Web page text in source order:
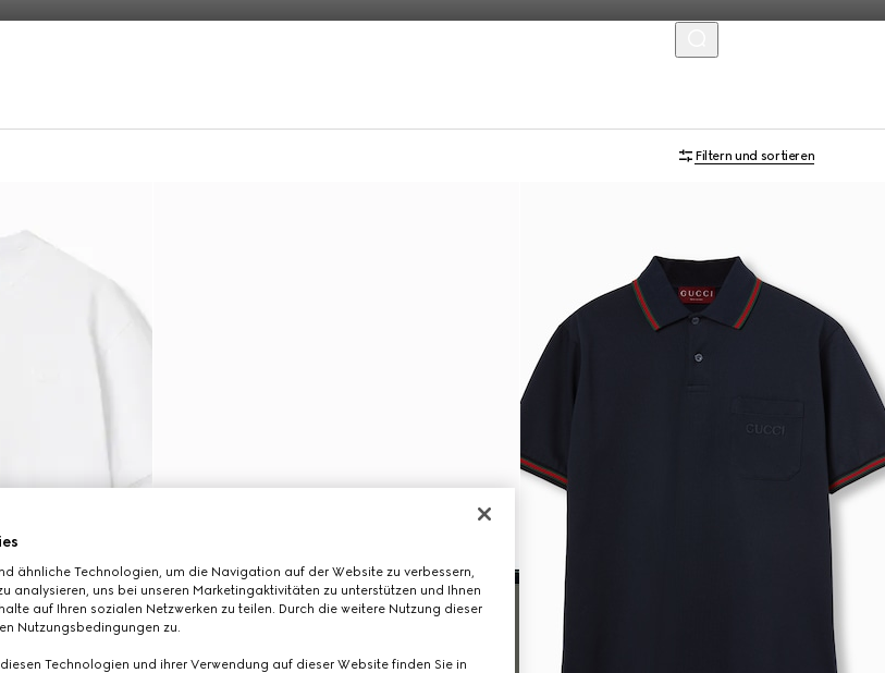
Filtern und sortieren
ähnliche Technologien, um die Navigation auf der Website zu verbessern,
analysieren, uns bei unseren Marketingaktivitäten zu unterstützen und Ihnen
auf Ihren sozialen Netzwerken zu teilen. Durch die weitere Nutzung dieser
Nutzungsbedingungen zu.
Technologien und ihrer Verwendung auf dieser Website finden Sie in